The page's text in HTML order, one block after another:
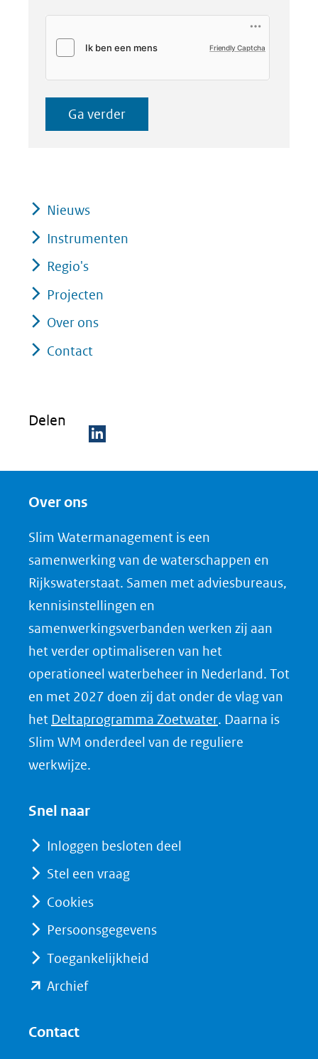
Friendly Captcha
Ga verder
Nieuws
Instrumenten
Regio's
Projecten
Over ons
Contact
Delen
n
o
p
L
i
n
k
e
d
I
venster)
een
andere
website)
Over ons
Slim Watermanagement is een
samenwerking van de waterschappen en
Rijkswaterstaat. Samen met adviesbureaus,
kennisinstellingen en
samenwerkingsverbanden werken zij aan
het verder optimaliseren van het
operationeel waterbeheer in Nederland. Tot
en met 2027 doen zij dat onder de vlag van
het Deltaprogramma Zoetwater(opent
in
. Daarna is
Slim WM onderdeel van de reguliere
werkwijze.
Snel naar
Inloggen besloten deel
Stel een vraag
Cookies
Persoonsgegevens
Toegankelijkheid
Archief(opent
Contact